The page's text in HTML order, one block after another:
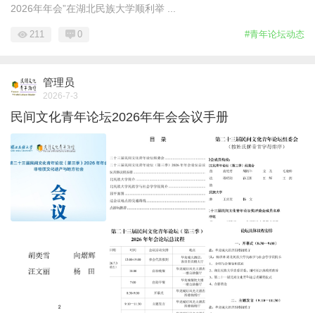
2026年年会”在湖北民族大学顺利举 ...
#青年论坛动态
211 0
管理员
2026-7-3
民间文化青年论坛2026年年会会议手册